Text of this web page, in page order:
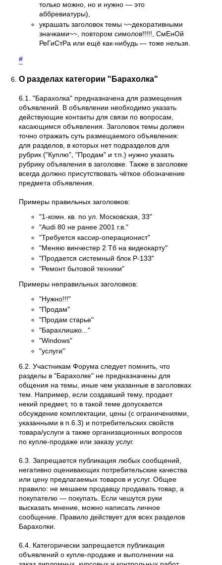
только можно, но и нужно — это
аббревиатуры),
украшать заголовок темы ~~декоративными
значками~~, повтором симолов!!!!!, СмЕнОй
РеГиСтРа или ещё как-нибудь — тоже нельзя.
#
О разделах категории "Барахолка"
6.1. "Барахолка" предназначена для размещения
объявлений. В объявлении необходимо указать
действующие контакты для связи по вопросам,
касающимся объявления. Заголовок темы должен
точно отражать суть размещаемого объявления:
для разделов, в которых нет подразделов для
рубрик ("Куплю", "Продам" и т.п.) нужно указать
рубрику объявления в заголовке. Также в заголовке
всегда должно присутствовать чёткое обозначение
предмета объявления.
Примеры правильных заголовков:
"1-комн. кв. по ул. Московская, 33"
"Audi 80 не ранее 2001 г.в."
"Требуется кассир-операционист"
"Меняю винчестер 2 Тб на видеокарту"
"Продается системный блок P-133"
"Ремонт бытовой техники"
Примеры неправильных заголовков:
"Нужно!!!"
"Продам"
"Продам старье"
"Барахлишко..."
"Windows"
"услуги"
6.2. Участникам Форума следует помнить, что
разделы в "Барахолке" не предназначены для
общения на темы, иные чем указанные в заголовках
тем. Например, если создавший тему, продает
некий предмет, то в такой теме допускается
обсуждение комплектации, цены (с ограничениями,
указанными в п.6.3) и потребительских свойств
товара/услуги а также организационных вопросов
по купле-продаже или заказу услуг.
6.3. Запрещается публикация любых сообщений,
негативно оценивающих потребительские качества
или цену предлагаемых товаров и услуг. Общее
правило: не мешаем продавцу продавать товар, а
покупателю — покупать. Если чешутся руки
высказать мнение, можно написать личное
сообщение. Правило действует для всех разделов
Барахолки.
6.4. Категорически запрещается публикация
объявлений о купле-продаже и выполнении на